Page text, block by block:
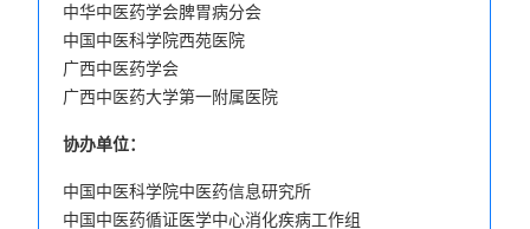
中华中医药学会脾胃病分会
中国中医科学院西苑医院
广西中医药学会
广西中医药大学第一附属医院
协办单位：
中国中医科学院中医药信息研究所
中国中医药循证医学中心消化疾病工作组